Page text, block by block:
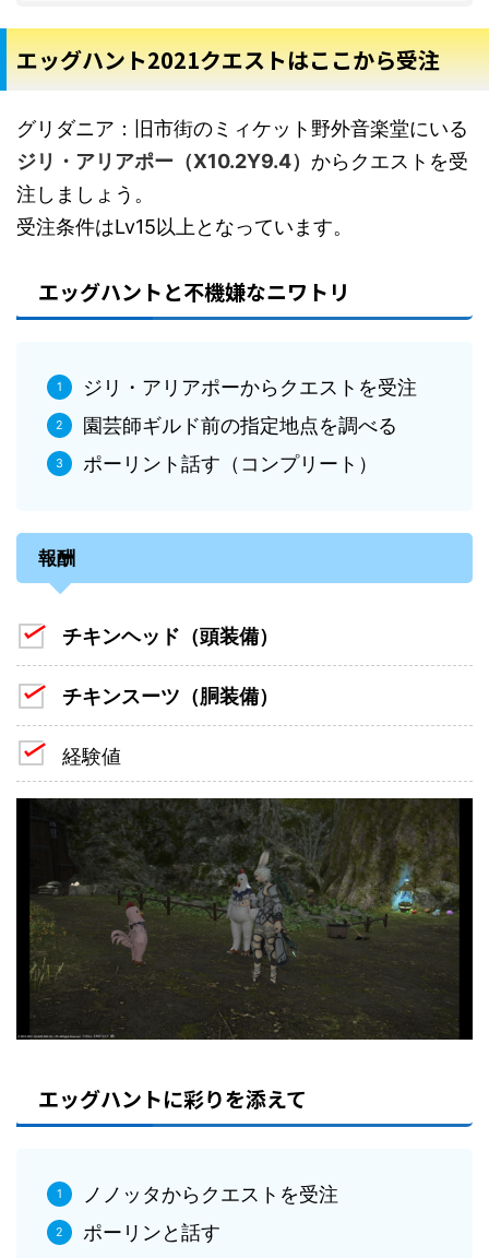
エッグハント2021クエストはここから受注
グリダニア：旧市街のミィケット野外音楽堂にいる
ジリ・アリアポー（X10.2Y9.4） からクエストを受
注しましょう。
受注条件はLv15以上となっています。
エッグハントと不機嫌なニワトリ
ジリ・アリアポーからクエストを受注
園芸師ギルド前の指定地点を調べる
ポーリント話す（コンプリート）
報酬
チキンヘッド（頭装備）
チキンスーツ（胴装備）
経験値
エッグハントに彩りを添えて
ノノッタからクエストを受注
ポーリンと話す